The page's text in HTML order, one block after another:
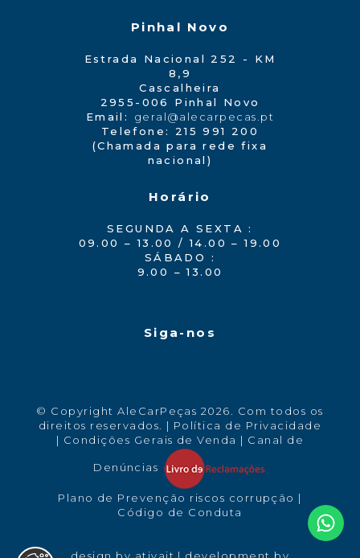
Pinhal Novo
Estrada Nacional 252 - KM
8,9
Cascalheira
2955-006 Pinhal Novo
Email: geral@alecarpecas.pt
Telefone: 215 991 200
(Chamada para rede fixa
nacional)
Horário
SEGUNDA A SEXTA :
09.00 – 13.00 / 14.00 – 19.00
SÁBADO :
9.00 – 13.00
Siga-nos
© Copyright AleCarPeças 2026. Com todos os
direitos reservados. | Política de Privacidade
| Condições Gerais de Venda | Canal de
Denúncias
Plano de Prevenção riscos corrupção |
Código de Conduta